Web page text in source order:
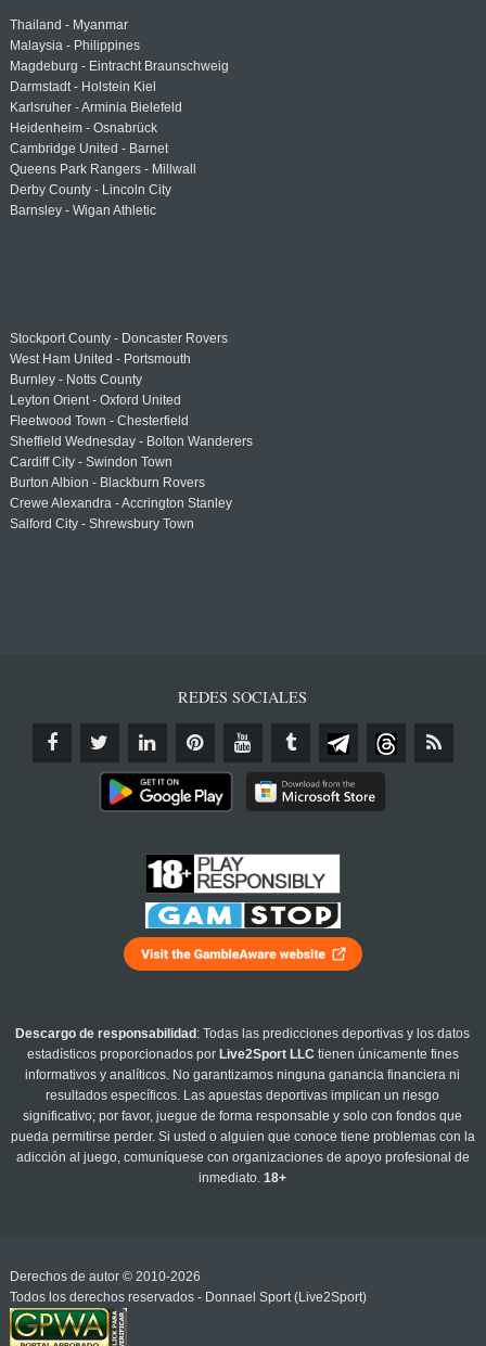
Thailand - Myanmar
Malaysia - Philippines
Magdeburg - Eintracht Braunschweig
Darmstadt - Holstein Kiel
Karlsruher - Arminia Bielefeld
Heidenheim - Osnabrück
Cambridge United - Barnet
Queens Park Rangers - Millwall
Derby County - Lincoln City
Barnsley - Wigan Athletic
Stockport County - Doncaster Rovers
West Ham United - Portsmouth
Burnley - Notts County
Leyton Orient - Oxford United
Fleetwood Town - Chesterfield
Sheffield Wednesday - Bolton Wanderers
Cardiff City - Swindon Town
Burton Albion - Blackburn Rovers
Crewe Alexandra - Accrington Stanley
Salford City - Shrewsbury Town
REDES SOCIALES
Descargo de responsabilidad : Todas las predicciones deportivas y los datos
estadísticos proporcionados por Live2Sport LLC tienen únicamente fines
informativos y analíticos. No garantizamos ninguna ganancia financiera ni
resultados específicos. Las apuestas deportivas implican un riesgo
significativo; por favor, juegue de forma responsable y solo con fondos que
pueda permitirse perder. Si usted o alguien que conoce tiene problemas con la
adicción al juego, comuníquese con organizaciones de apoyo profesional de
inmediato.18+
Derechos de autor © 2010-2026
Todos los derechos reservados - Donnael Sport (Live2Sport)